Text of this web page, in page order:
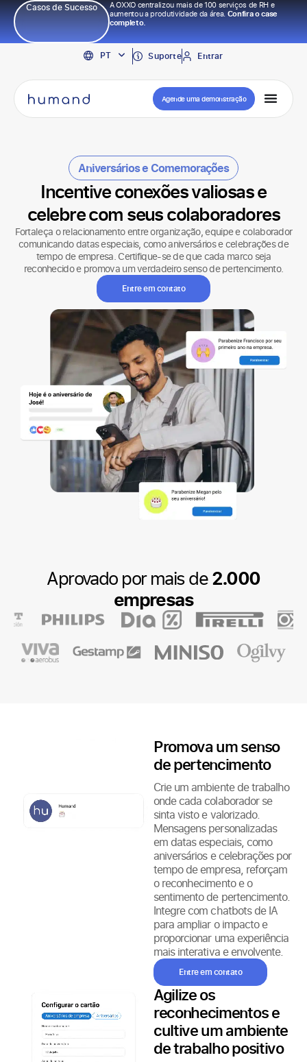
Casos de Sucesso
A OXXO centralizou mais de 100 serviços de RH e
aumentou a produtividade da área.Confira o case
completo.
PT
EN
ES
Suporte Entrar
Agende uma demonstração
Aniversários e Comemorações
Incentive conexões valiosas e
celebre com seus colaboradores
Fortaleça o relacionamento entre organização, equipe e colaborador
comunicando datas especiais, como aniversários e celebrações de
tempo de empresa. Certifique-se de que cada marco seja
reconhecido e promova um verdadeiro senso de pertencimento.
Entre em contato
Aprovado por mais de2.000
empresas
Promova um senso
de pertencimento
Crie um ambiente de trabalho
onde cada colaborador se
sinta visto e valorizado.
Mensagens personalizadas
em datas especiais, como
aniversários e celebrações por
tempo de empresa, reforçam
o reconhecimento e o
sentimento de pertencimento.
Integre com chatbots de IA
para ampliar o impacto e
proporcionar uma experiência
mais interativa e envolvente.
Entre em contato
Agilize os
reconhecimentos e
cultive um ambiente
de trabalho positivo